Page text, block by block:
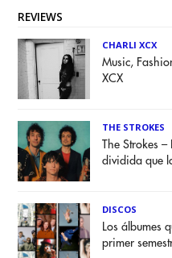
REVIEWS
CHARLI XCX
Music,
XCX
THE STROKES
The Strokes
dividida que
DISCOS
Los álbumes
primer